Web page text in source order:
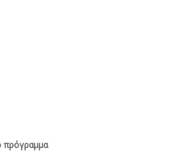
πρόγραμμα